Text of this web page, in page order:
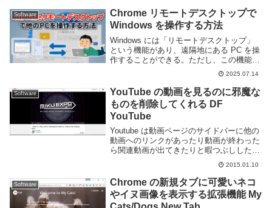
Software
Chrome リモートデスクトップで
Windows を操作する方法
Windows には「リモートデスクトップ」
という機能があり、遠隔地にある PC を操
作することができる。ただし、この機能を
使うには、操作対象の Windows が Pro バ
ージョンである必要がある。そのため、
Home エディションを使っ...
2025.07.14
Software
YouTube の動画を見るのに邪魔な
ものを削除してくれる DF
YouTube
Youtube は動画ページのサイドバーに他の
動画へのリンクがあったり動画が終わった
ら関連動画が出てきたりと暇つぶししたい
人にとってはとても便利な機能がありま
す。が、単に動画を見たい場合には結構邪
魔です。ついついクリックして時間が過ぎ
てしま...
2015.01.10
Software
Chrome の新規タブに可愛いネコ
やイヌ画像を表示する拡張機能 My